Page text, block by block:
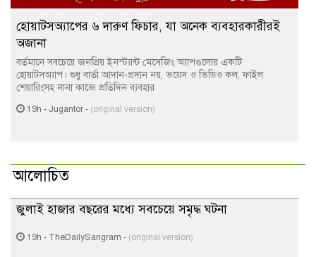
হোয়াটসঅ্যাপের ৬ দারুণ ফিচার, যা অনেক ব্যবহারকারীরই
অজানা
বর্তমানে সবচেয়ে জনপ্রিয় ইনস্ট্যান্ট মেসেজিং অ্যাপগুলোর একটি
হোয়াটসঅ্যাপ। শুধু বার্তা আদান-প্রদান নয়, ভয়েস ও ভিডিও কল, ফাইল
শেয়ারিংসহ নানা কাজে প্রতিদিন ব্যবহার
19h - Jugantor - (original version)
আলোচিত
জুলাই হাজার বছরের মধ্যে সবচেয়ে সমৃদ্ধ ঘটনা
19h - TheDailySangram - (original version)